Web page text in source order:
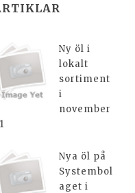
Ny öl i
lokalt
sortiment
i
november
Nya öl på
Systembol
aget i